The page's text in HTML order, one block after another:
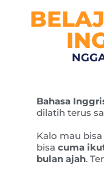
Bahasa
dilatih terus
Kalo mau
bisa cuma
bulan ajah.